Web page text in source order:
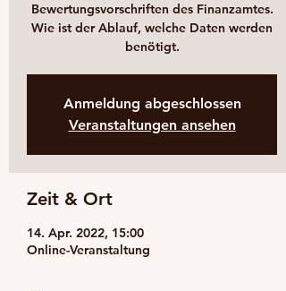
Bewertungsvorschriften des Finanzamtes.
Wie ist der Ablauf, welche Daten werden
benötigt.
Anmeldung abgeschlossen
Veranstaltungen ansehen
Zeit & Ort
14. Apr. 2022, 15:00
Online-Veranstaltung